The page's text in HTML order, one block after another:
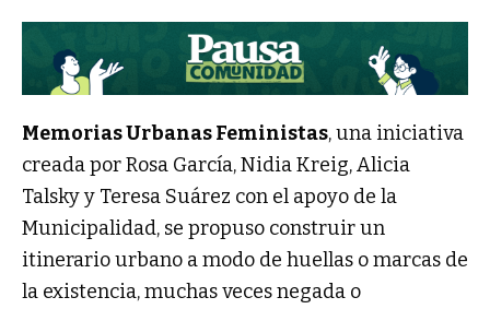
Memorias Urbanas Feministas, una iniciativa
creada por Rosa García, Nidia Kreig, Alicia
Talsky y Teresa Suárez con el apoyo de la
Municipalidad, se propuso construir un
itinerario urbano a modo de huellas o marcas de
la existencia, muchas veces negada o